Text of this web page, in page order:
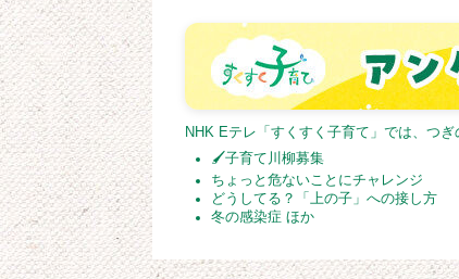
NHK Eテレ「すくすく子育て」では、つ
🖌子育て川柳募集
ちょっと危ないことにチャレンジ
どうしてる？「上の子」への接し方
冬の感染症 ほか